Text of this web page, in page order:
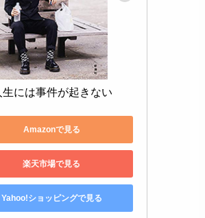
生には事件が起きない
Amazonで見る
楽天市場で見る
Yahoo!ショッピングで見る